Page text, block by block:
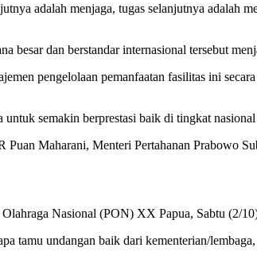
adalah menjaga, tugas selanjutnya adalah
dan berstandar internasional tersebut
pengelolaan pemanfaatan fasilitas ini
semakin berprestasi baik di tingkat
Maharani, Menteri Pertahanan Prabowo
Nasional (PON) XX Papua, Sabtu (2/
tamu undangan baik dari kementerian/